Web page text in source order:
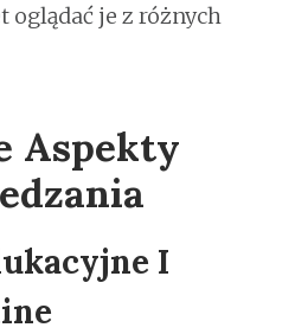
oglądać je z różnych
Aspekty
I